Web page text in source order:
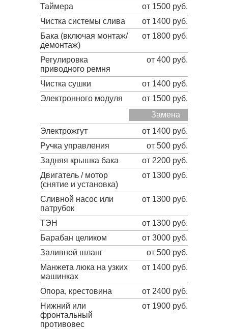
Таймера
от 1500 руб.
Чистка системы слива
от 1400 руб.
Бака (включая монтаж/
демонтаж)
от 1800 руб.
Регулировка
приводного ремня
от 400 руб.
Чистка сушки
от 1400 руб.
Электронного модуля
от 1500 руб.
Замена
Электрожгут
от 1400 руб.
Ручка управления
от 500 руб.
Задняя крышка бака
от 2200 руб.
Двигатель / мотор
(снятие и установка)
от 1300 руб.
Сливной насос или
патрубок
от 1300 руб.
ТЭН
от 1300 руб.
Барабан целиком
от 3000 руб.
Заливной шланг
от 500 руб.
Манжета люка на узких
машинках
от 1400 руб.
Опора, крестовина
от 2400 руб.
Нижний или
фронтальный
противовес
от 1900 руб.